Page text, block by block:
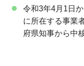
令和3年4月1日
に所在する事業
府県知事から中